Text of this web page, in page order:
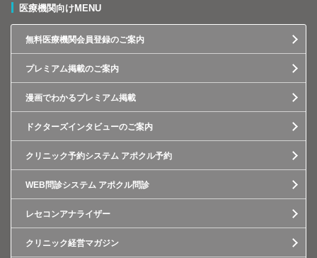
医療機関向けMENU
無料医療機関会員登録のご案内
プレミアム掲載のご案内
漫画でわかるプレミアム掲載
ドクターズインタビューのご案内
クリニック予約システム アポクル予約
WEB問診システム アポクル問診
レセコンアナライザー
クリニック経営マガジン